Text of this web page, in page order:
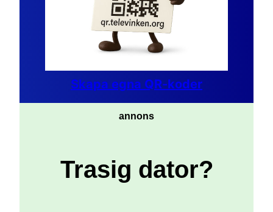
Skapa egna QR-koder
annons
Trasig dator?